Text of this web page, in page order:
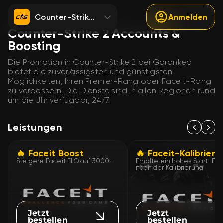
Counter-Strike 2 Anmelden
Counter-Strike 2 Accounts &
Boosting
Die Promotion in Counter-Strike 2 bei Goranked
bietet die zuverlässigsten und günstigsten
Möglichkeiten, Ihren Premier-Rang oder Faceit-Rang
zu verbessern. Die Dienste sind in allen Regionen rund
um die Uhr verfügbar, 24/7.
Leistungen
🔥 Faceit Boost
Steigere Faceit ELO auf 3000+
Jetzt
bestellen
🔥 Faceit-
Erhalte ein hohes Start-ELO
nach der Kalibrierung
Jetzt
bestellen